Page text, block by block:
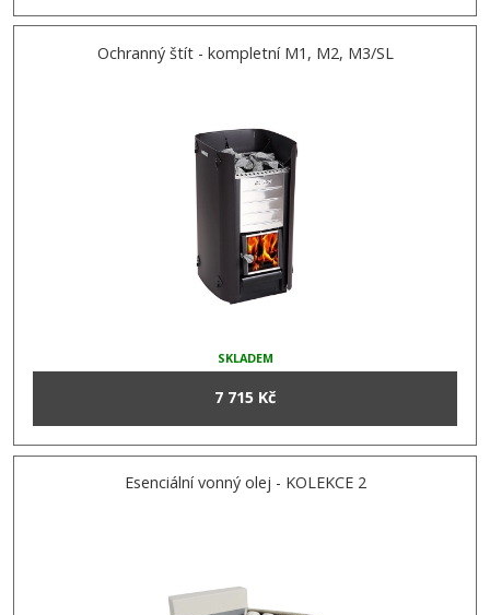
Ochranný štít - kompletní M1, M2, M3/SL
SKLADEM
7 715 Kč
Esenciální vonný olej - KOLEKCE 2